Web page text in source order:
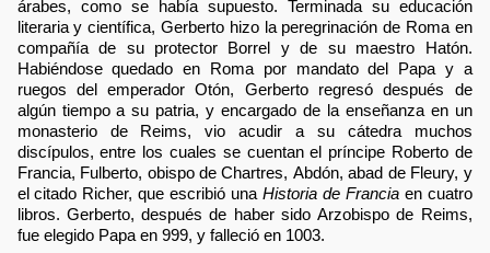
árabes, como se había supuesto. Terminada su educación
literaria y científica, Gerberto hizo la peregrinación de Roma en
compañía de su protector Borrel y de su maestro Hatón.
Habiéndose quedado en Roma por mandato del Papa y a
ruegos del emperador Otón, Gerberto regresó después de
algún tiempo a su patria, y encargado de la enseñanza en un
monasterio de Reims, vio acudir a su cátedra muchos
discípulos, entre los cuales se cuentan el príncipe Roberto de
Francia, Fulberto, obispo de Chartres, Abdón, abad de Fleury, y
el citado Richer, que escribió una Historia de Franciaen cuatro
libros. Gerberto, después de haber sido Arzobispo de Reims,
fue elegido Papa en 999, y falleció en 1003.